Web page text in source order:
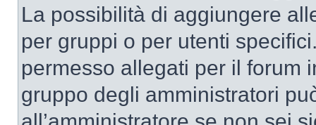
La possibilità di aggiungere
per gruppi o per utenti
permesso allegati per il forum
gruppo degli amministratori